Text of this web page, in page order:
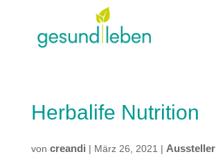
Herbalife Nutrition
von creandi | März 26, 2021 | Aussteller